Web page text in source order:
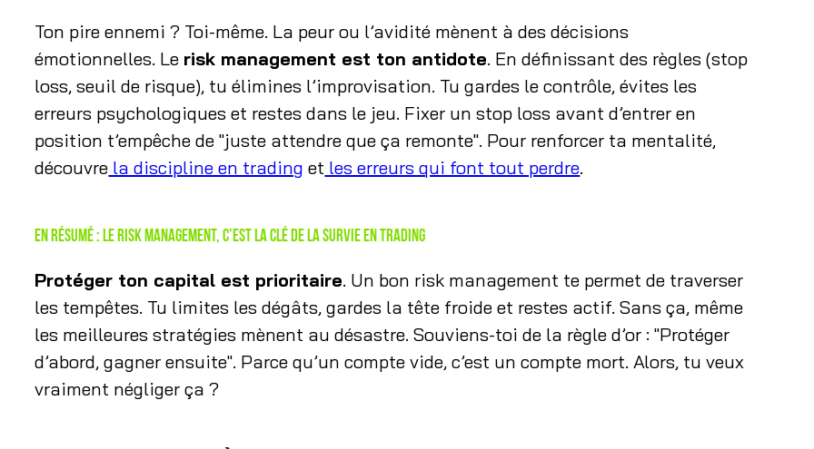
Ton pire ennemi ? Toi-même. La peur ou l’avidité mènent à des décisions
émotionnelles. Le risk management est ton antidote. En définissant des règles (stop
loss, seuil de risque), tu élimines l’improvisation. Tu gardes le contrôle, évites les
erreurs psychologiques et restes dans le jeu. Fixer un stop loss avant d’entrer en
position t’empêche de "juste attendre que ça remonte". Pour renforcer ta mentalité,
découvre la discipline en trading et les erreurs qui font tout perdre.
En résumé : le risk management, c’est la clé de la survie en trading
Protéger ton capital est prioritaire. Un bon risk management te permet de traverser
les tempêtes. Tu limites les dégâts, gardes la tête froide et restes actif. Sans ça, même
les meilleures stratégies mènent au désastre. Souviens-toi de la règle d’or : "Protéger
d’abord, gagner ensuite". Parce qu’un compte vide, c’est un compte mort. Alors, tu veux
vraiment négliger ça ?